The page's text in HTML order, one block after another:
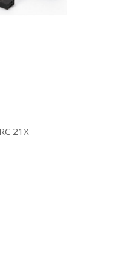
21X